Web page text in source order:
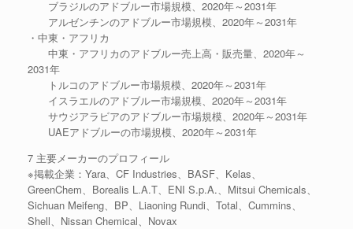
ブラジルのアドブルー市場規模、2020年～2031年
アルゼンチンのアドブルー市場規模、2020年～2031年
・中東・アフリカ
中東・アフリカのアドブルー売上高・販売量、2020年～
2031年
トルコのアドブルー市場規模、2020年～2031年
イスラエルのアドブルー市場規模、2020年～2031年
サウジアラビアのアドブルー市場規模、2020年～2031年
UAEアドブルーの市場規模、2020年～2031年
7 主要メーカーのプロフィール
※掲載企業：Yara、CF Industries、BASF、Kelas、
GreenChem、Borealis L.A.T、ENI S.p.A.、Mitsui Chemicals、
Sichuan Meifeng、BP、Liaoning Rundi、Total、Cummins、
Shell、Nissan Chemical、Novax